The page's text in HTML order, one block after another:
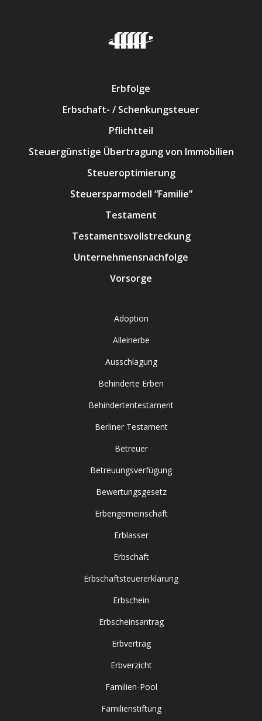
Erbfolge
Erbschaft- / Schenkungsteuer
Pflichtteil
Steuergünstige Übertragung von Immobilien
Steueroptimierung
Steuersparmodell “Familie”
Testament
Testamentsvollstreckung
Unternehmensnachfolge
Vorsorge
Adoption
Alleinerbe
Ausschlagung
Behinderte Erben
Behindertentestament
Berliner Testament
Betreuer
Betreuungsverfügung
Bewertungsgesetz
Erbengemeinschaft
Erblasser
Erbschaft
Erbschaftsteuererklärung
Erbschein
Erbscheinsantrag
Erbvertrag
Erbverzicht
Familien-Pool
Familienstiftung